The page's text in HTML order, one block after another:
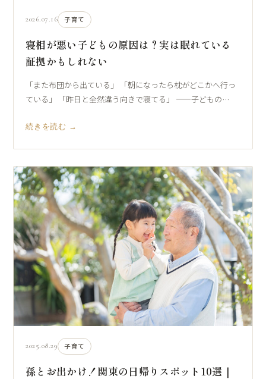
2026.07.16 子育て
寝相が悪い子どもの原因は？実は眠れている
証拠かもしれない
「また布団から出ている」 「朝になったら枕がどこかへ行っ
ている」 「昨日と全然違う向きで寝てる」 ——子どもの…
続きを読む →
2025.08.29 子育て
孫とお出かけ！関東の日帰りスポット10選｜